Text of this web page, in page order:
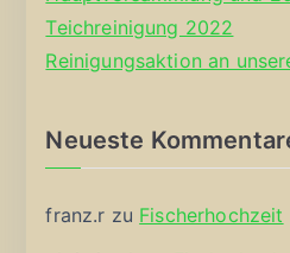
Teichreinigung 2022
Reinigungsaktion an
Neueste
franz.r zu Fischerhochzeit